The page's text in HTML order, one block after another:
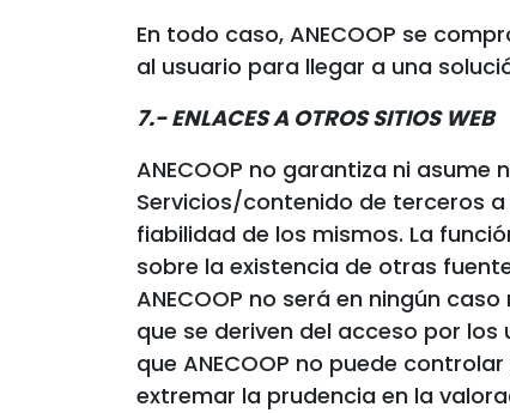
En todo caso, ANECOOP se
al usuario para llegar a una
7.- ENLACES A OTROS SITIOS WEB
ANECOOP no garantiza ni
Servicios/contenido de terceros
fiabilidad de los mismos. La
sobre la existencia de otras
ANECOOP no será en ningún
que se deriven del acceso por
que ANECOOP no puede
extremar la prudencia en la